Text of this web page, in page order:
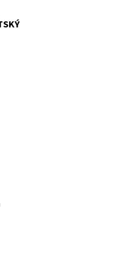
TEXTIL MALFINI (aj.)